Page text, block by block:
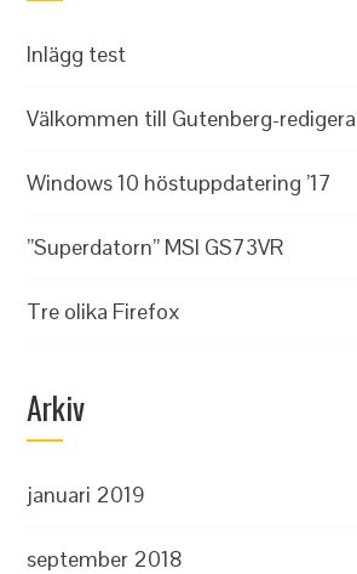
Inlägg test
Välkommen till Gutenberg-
Windows 10 höstuppdatering ’17
”Superdatorn” MSI GS73VR
Tre olika Firefox
Arkiv
januari 2019
september 2018